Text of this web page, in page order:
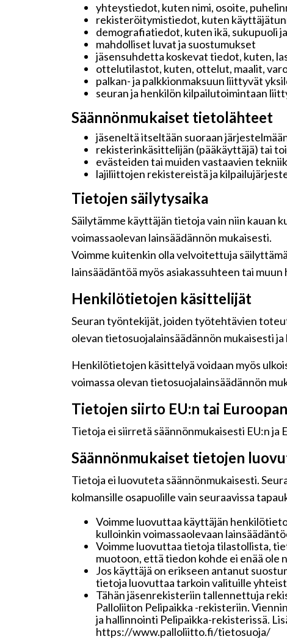
yhteystiedot, kuten nimi, osoite,
rekisteröitymistiedot, kuten
demografiatiedot, kuten ikä, sukupuoli
mahdolliset luvat ja suostumukset
jäsensuhdetta koskevat tiedot, kuten,
ottelutilastot, kuten, ottelut, maalit,
palkan- ja palkkionmaksuun liittyvät
seuran ja henkilön kilpailutoimintaan
Säännönmukaiset tietolähteet
jäseneltä itseltään suoraan
rekisterinkäsittelijän (pääkäyttäjä) tai
evästeiden tai muiden vastaavien
lajiliittojen rekistereistä ja
Tietojen säilytysaika
Säilytämme käyttäjän tietoja vain niin
voimassaolevan lainsäädännön mukaisesti.
Voimme kuitenkin olla velvoitettuja
lainsäädäntöä myös asiakassuhteen tai
Henkilötietojen käsittelijät
Seuran työntekijät, joiden työtehtävien
olevan tietosuojalainsäädännön mukaisesti
Henkilötietojen käsittelyä voidaan myös
voimassa olevan tietosuojalainsäädännön
Tietojen siirto EU:n tai
Tietoja ei siirretä säännönmukaisesti EU:n ja
Säännönmukaiset tietojen
Tietoja ei luovuteta säännönmukaisesti.
kolmansille osapuolille vain seuraavissa
Voimme luovuttaa käyttäjän
kulloinkin voimassaolevaan
Voimme luovuttaa tietoja tilastollista,
muotoon, että tiedon kohde ei enää ole
Jos käyttäjä on erikseen antanut
tietoja luovuttaa tarkoin valituille
Tähän jäsenrekisteriin tallennettuja
Palloliiton Pelipaikka -rekisteriin.
ja hallinnointi Pelipaikka-rekisterissä.
https://www.palloliitto.fi/tietosuoja/